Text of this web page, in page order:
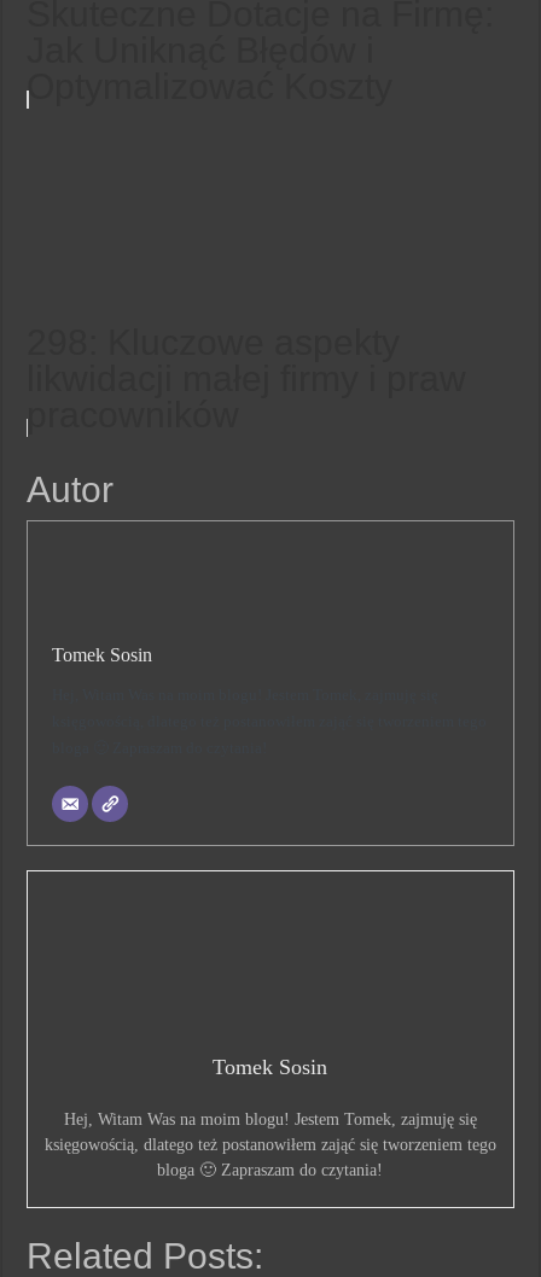
Optymalizować Koszty
pracowników
Autor
Tomek Sosin
Tomek Sosin
Hej, Witam Was na moim blogu! Jestem Tomek, zajmuję się
księgowością, dlatego też postanowiłem zająć się tworzeniem tego
bloga 🙂 Zapraszam do czytania!
Related Posts: